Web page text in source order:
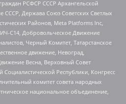
РСФСР СССР Архангельской
СССР, Держава Союз Советских Светлых
Районов, Meta Platforms Inc,
С14, Добровольческое Движение
Черный Комитет, Татарстанское
движение, Невоград,
Весна, Верховный Совет
Социалистической Республики, Конгресс
комитет совета народных
национальное объединение,